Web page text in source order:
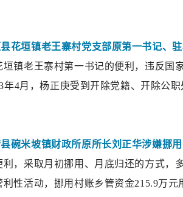
花垣镇老王寨村党支部原第一书记、
垣镇老王寨村第一书记的便利，违反国
年4月，杨正庚受到开除党籍、开除公
碗米坡镇财政所原所长刘正华涉嫌挪
利，采取月初挪用、月底归还的方式，
利性活动，挪用村账乡管资金215.9万